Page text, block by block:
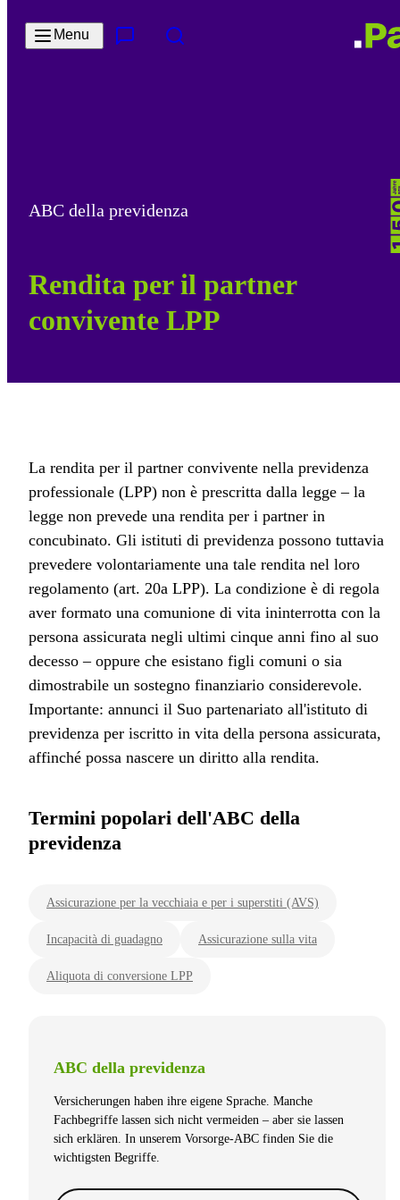
Menu
ABC della previdenza
Rendita per il partner
convivente LPP
La rendita per il partner convivente nella previdenza
professionale (LPP) non è prescritta dalla legge – la
legge non prevede una rendita per i partner in
concubinato. Gli istituti di previdenza possono tuttavia
prevedere volontariamente una tale rendita nel loro
regolamento (art. 20a LPP). La condizione è di regola
aver formato una comunione di vita ininterrotta con la
persona assicurata negli ultimi cinque anni fino al suo
decesso – oppure che esistano figli comuni o sia
dimostrabile un sostegno finanziario considerevole.
Importante: annunci il Suo partenariato all'istituto di
previdenza per iscritto in vita della persona assicurata,
affinché possa nascere un diritto alla rendita.
Termini popolari dell'ABC della
previdenza
Assicurazione per la vecchiaia e per i superstiti (AVS)
Incapacità di guadagno Assicurazione sulla vita
Aliquota di conversione LPP
ABC della previdenza
Versicherungen haben ihre eigene Sprache. Manche
Fachbegriffe lassen sich nicht vermeiden – aber sie lassen
sich erklären. In unserem Vorsorge-ABC finden Sie die
wichtigsten Begriffe.